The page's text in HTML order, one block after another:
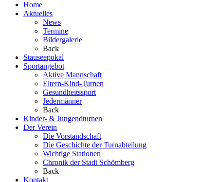
Home
Aktuelles
News
Termine
Bildergalerie
Back
Stauseepokal
Sportangebot
Aktive Mannschaft
Eltern-Kind-Turnen
Gesundheitssport
Jedermänner
Back
Kinder- & Jungendturnen
Der Verein
Die Vorstandschaft
Die Geschichte der Turnabteilung
Wichtige Stationen
Chronik der Stadt Schömberg
Back
Kontakt